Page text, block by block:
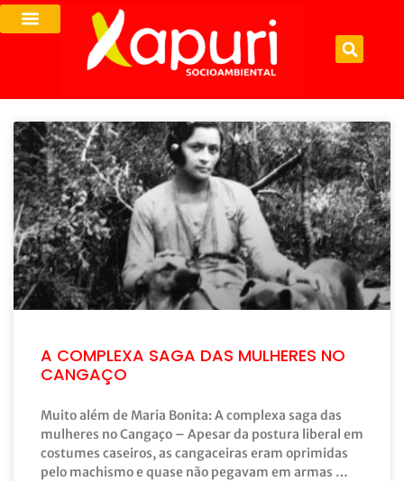
A COMPLEXA SAGA DAS MULHERES NO
CANGAÇO
Muito além de Maria Bonita: A complexa saga das
mulheres no Cangaço – Apesar da postura liberal em
costumes caseiros, as cangaceiras eram oprimidas
pelo machismo e quase não pegavam em armas …